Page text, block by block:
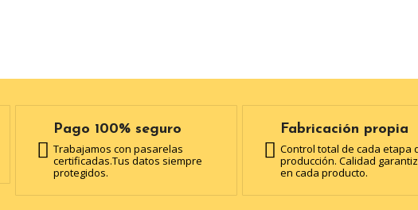
Pago 100% seguro
Trabajamos con pasarelas
certificadas.Tus datos siempre
protegidos.
Fabricación propia
Control total de cada etapa
producción. Calidad
en cada producto.